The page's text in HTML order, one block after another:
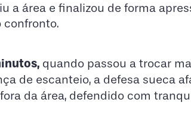
a área e finalizou de forma
confronto.
quando passou a trocar
de escanteio, a defesa sueca
da área, defendido com